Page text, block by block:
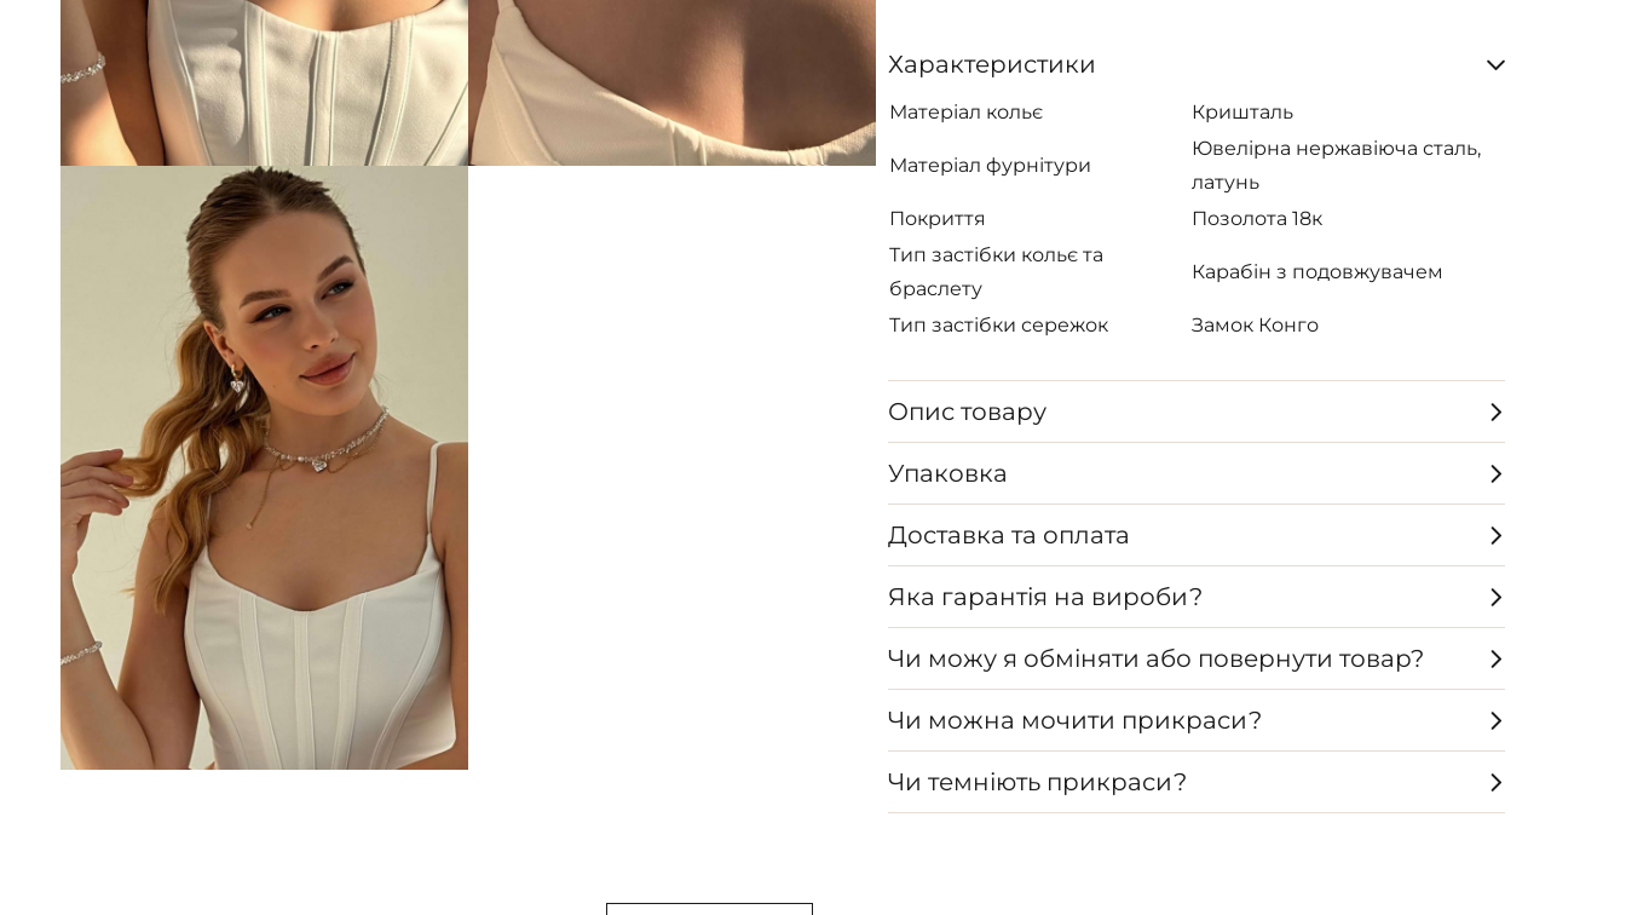
Характеристики
Матеріал кольє Кришталь
Матеріал фурнітури
Ювелірна нержавіюча сталь,
латунь
Покриття
Позолота 18к
Тип застібки кольє та
браслету
Карабін з подовжувачем
Тип застібки сережок Замок Конго
Опис товару
Упаковка
Доставка та оплата
Яка гарантія на вироби?
Чи можу я обміняти або повернути товар?
Чи можна мочити прикраси?
Чи темніють прикраси?